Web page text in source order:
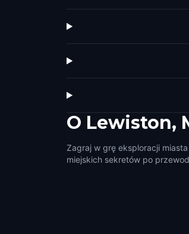
O Lewiston,
Zagraj w grę eksploracji
miejskich sekretów po